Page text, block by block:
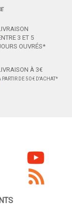
3 ET 5
OUVRÉS*
À 3€
PARTIR DE 50 € D'ACHAT*